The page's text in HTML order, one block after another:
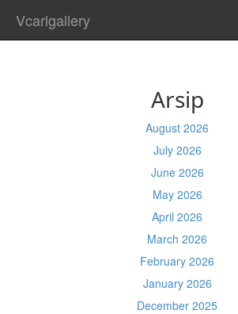
Vcarlgallery
Arsip
August 2026
July 2026
June 2026
May 2026
April 2026
March 2026
February 2026
January 2026
December 2025